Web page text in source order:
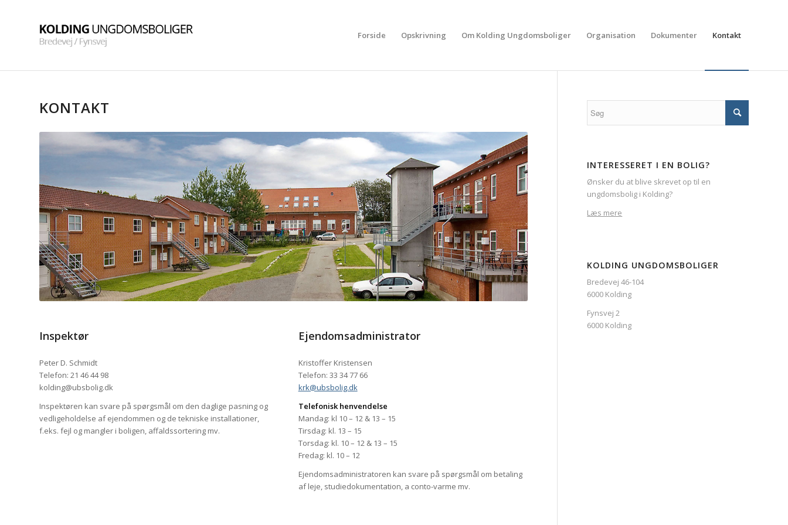
Forside Opskrivning Om Kolding Ungdomsboliger Organisation Dokumenter Kontakt
KONTAKT
Inspektør
Peter D. Schmidt
Telefon: 21 46 44 98
kolding@ubsbolig.dk
Inspektøren kan svare på spørgsmål om den daglige pasning og
vedligeholdelse af ejendommen og de tekniske installationer,
f.eks. fejl og mangler i boligen, affaldssortering mv.
Ejendomsadministrator
Kristoffer Kristensen
Telefon: 33 34 77 66
krk@ubsbolig.dk
Telefonisk henvendelse
Mandag: kl 10 – 12 & 13 – 15
Tirsdag: kl. 13 – 15
Torsdag: kl. 10 – 12 & 13 – 15
Fredag: kl. 10 – 12
Ejendomsadministratoren kan svare på spørgsmål om betaling
af leje, studiedokumentation, a conto-varme mv.
INTERESSERET I EN BOLIG?
Ønsker du at blive skrevet op til en
ungdomsbolig i Kolding?
Læs mere
KOLDING UNGDOMSBOLIGER
Bredevej 46-104
6000 Kolding
Fynsvej 2
6000 Kolding